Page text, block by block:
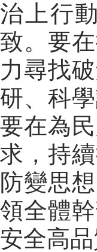
治上行
致。要
力尋找
研、科
要在為
求，持
防變思
領全體
安全高品